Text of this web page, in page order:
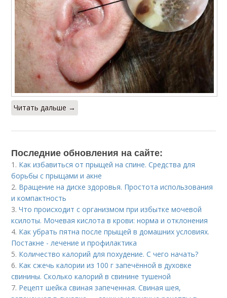
Читать дальше →
Последние обновления на сайте:
1. Как избавиться от прыщей на спине. Средства для
борьбы с прыщами и акне
2. Вращение на диске здоровья. Простота использования
и компактность
3.Что происходит с организмом при избытке мочевой
ксилоты. Мочевая кислота в крови: норма и отклонения
4. Как убрать пятна после прыщей в домашних условиях.
Постакне - лечение и профилактика
5. Количество калорий для похудение. С чего начать?
6. Как сжечь калории из 100 г запечённой в духовке
свинины. Сколько калорий в свинине тушеной
7. Рецепт шейка свиная запеченная. Свиная шея,